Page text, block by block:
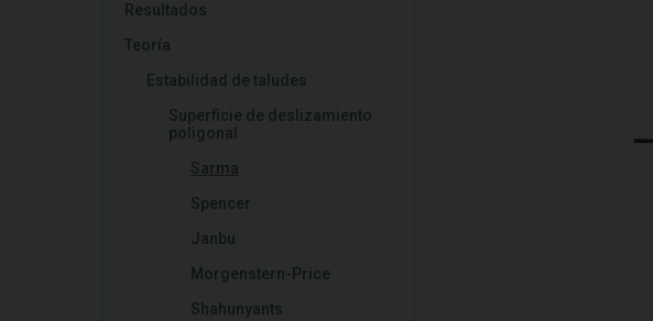
Resultados
Teoría
Estabilidad de taludes
Superficie de deslizamiento
poligonal
Sarma
Spencer
Janbu
Morgenstern-Price
Shahunyants